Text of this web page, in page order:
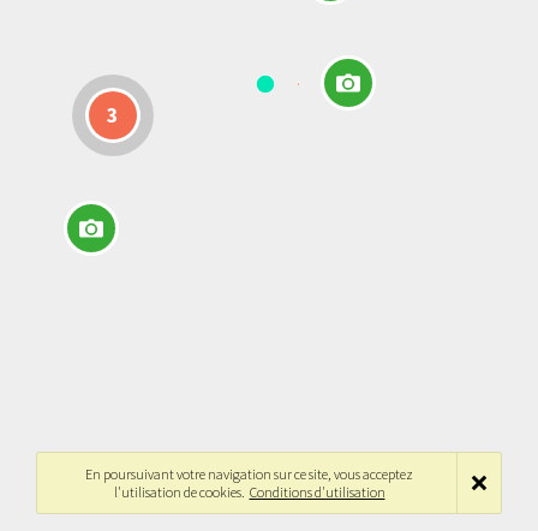
3
En poursuivant votre navigation sur ce site, vous acceptez
l'utilisation de cookies. Conditions d'utilisation